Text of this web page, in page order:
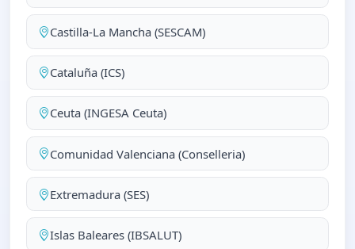
Castilla-La Mancha (SESCAM)
Cataluña (ICS)
Ceuta (INGESA Ceuta)
Comunidad Valenciana (Conselleria)
Extremadura (SES)
Islas Baleares (IBSALUT)